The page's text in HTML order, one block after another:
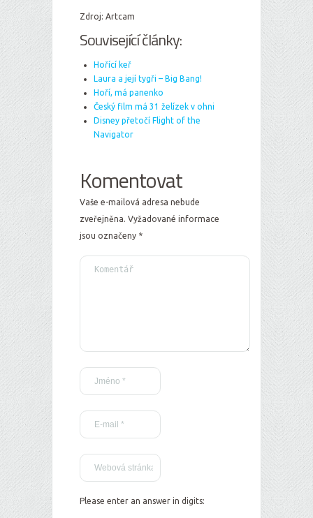
Zdroj: Artcam
Související články:
Hořící keř
Laura a její tygři – Big Bang!
Hoří, má panenko
Český film má 31 želízek v ohni
Disney přetočí Flight of the
Navigator
Komentovat
Vaše e-mailová adresa nebude
zveřejněna. Vyžadované informace
jsou označeny *
Please enter an answer in digits: